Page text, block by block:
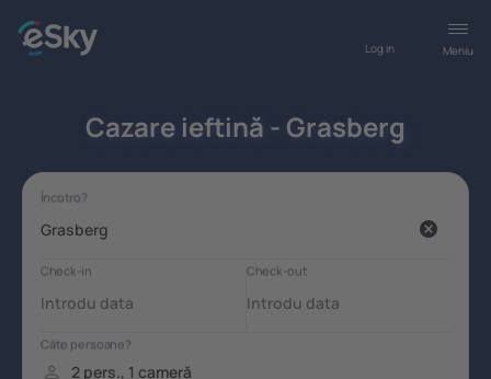
Meniu
Log in
Cazare ieftină - Grasberg